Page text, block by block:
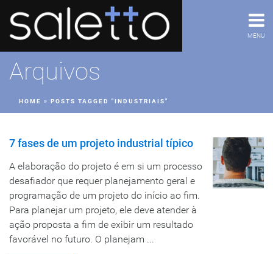
MENU
Arquivos
HOME » POSTS TAGGED "INDUSTRIAIS"
7 fases de um projeto industrial típico
A elaboração do projeto é em si um processo
desafiador que requer planejamento geral e
programação de um projeto do início ao fim.
Para planejar um projeto, ele deve atender à
ação proposta a fim de exibir um resultado
favorável no futuro. O planejam ...